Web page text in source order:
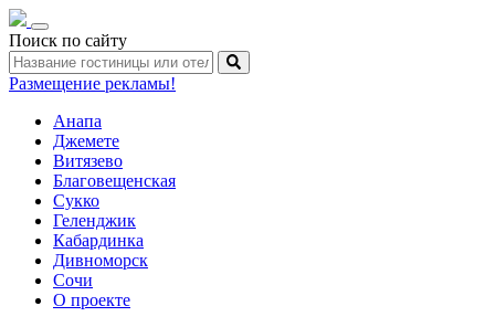
Toggle
navigation
Поиск по сайту
Размещение рекламы!
Анапа
Джемете
Витязево
Благовещенская
Сукко
Геленджик
Кабардинка
Дивноморск
Сочи
О проекте